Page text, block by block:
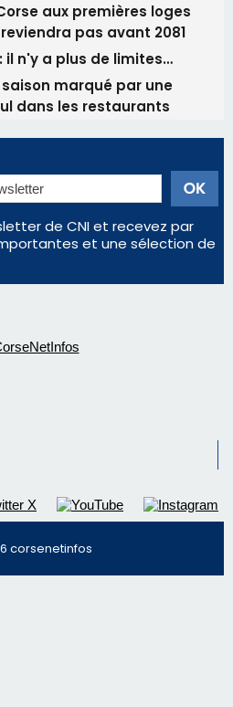
aux premières loges
pas avant 2081
il n'y a plus de limites…
marqué par une
dans les restaurants
de CNI et recevez par
et une sélection de
corsenetinfos